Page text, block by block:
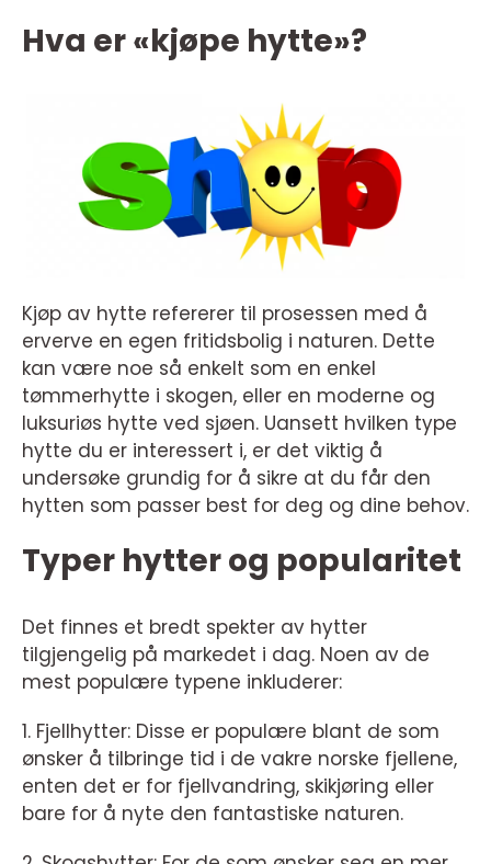
Hva er «kjøpe hytte»?
Kjøp av hytte refererer til prosessen med å
erverve en egen fritidsbolig i naturen. Dette
kan være noe så enkelt som en enkel
tømmerhytte i skogen, eller en moderne og
luksuriøs hytte ved sjøen. Uansett hvilken type
hytte du er interessert i, er det viktig å
undersøke grundig for å sikre at du får den
hytten som passer best for deg og dine behov.
Typer hytter og popularitet
Det finnes et bredt spekter av hytter
tilgjengelig på markedet i dag. Noen av de
mest populære typene inkluderer:
1. Fjellhytter: Disse er populære blant de som
ønsker å tilbringe tid i de vakre norske fjellene,
enten det er for fjellvandring, skikjøring eller
bare for å nyte den fantastiske naturen.